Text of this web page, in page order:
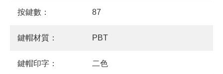
按鍵數： 87
鍵帽材質： PBT
鍵帽印字： 二色